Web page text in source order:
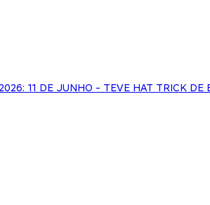
11 DE JUNHO - TEVE HAT TRICK DE